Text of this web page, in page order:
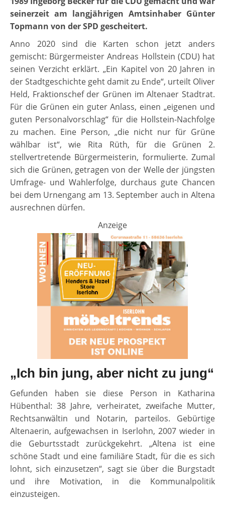
seinerzeit am langjährigen Amtsinhaber Günter
Topmann von der SPD gescheitert.
Anno 2020 sind die Karten schon jetzt anders
gemischt: Bürgermeister Andreas Hollstein (CDU) hat
seinen Verzicht erklärt. „Ein Kapitel von 20 Jahren in
der Stadtgeschichte geht damit zu Ende“, urteilt Oliver
Held, Fraktionschef der Grünen im Altenaer Stadtrat.
Für die Grünen ein guter Anlass, einen „eigenen und
guten Personalvorschlag“ für die Hollstein-Nachfolge
zu machen. Eine Person, „die nicht nur für Grüne
wählbar ist“, wie Rita Rüth, für die Grünen 2.
stellvertretende Bürgermeisterin, formulierte. Zumal
sich die Grünen, getragen von der Welle der jüngsten
Umfrage- und Wahlerfolge, durchaus gute Chancen
bei dem Urnengang am 13. September auch in Altena
ausrechnen dürfen.
Anzeige
„Ich bin jung, aber nicht zu jung“
Gefunden haben sie diese Person in Katharina
Hübenthal: 38 Jahre, verheiratet, zweifache Mutter,
Rechtsanwältin und Notarin, parteilos. Gebürtige
Altenaerin, aufgewachsen in Iserlohn, 2007 wieder in
die Geburtsstadt zurückgekehrt. „Altena ist eine
schöne Stadt und eine familiäre Stadt, für die es sich
lohnt, sich einzusetzen“, sagt sie über die Burgstadt
und ihre Motivation, in die Kommunalpolitik
einzusteigen.